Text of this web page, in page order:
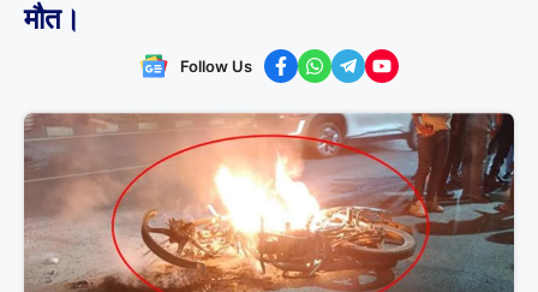
मौत।
Follow Us